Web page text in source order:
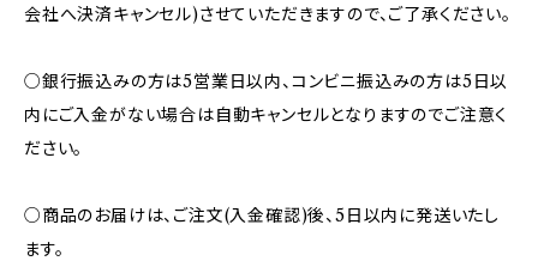
会社へ決済キャンセル)させていただきますので、ご了承ください。
○銀行振込みの方は5営業日以内、コンビニ振込みの方は5日以
内にご入金がない場合は自動キャンセルとなりますのでご注意く
ださい。
○商品のお届けは、ご注文(入金確認)後、5日以内に発送いたし
ます。